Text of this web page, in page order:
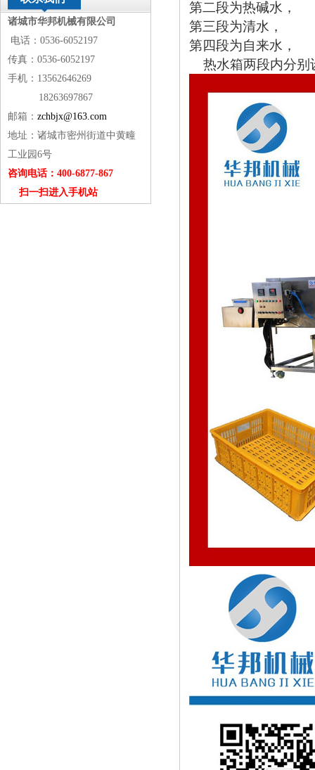
诸城市华邦机械有限公司
电话：0536-6052197
传真：0536-6052197
手机：13562646269
18263697867
邮箱： zchbjx@163.com
地址：诸城市密州街道中黄疃
工业园6号
咨询电话：400-6877-867
扫一扫进入手机站
第二段为热碱水，
第三段为清水，
第四段为自来水，
热水箱两段内分别